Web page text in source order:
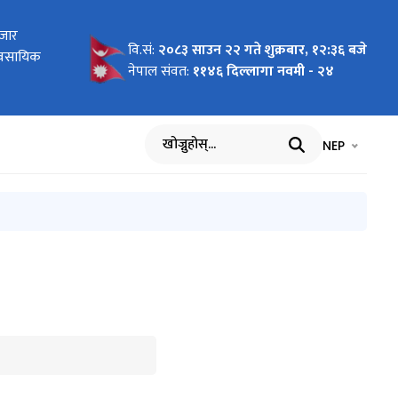
To
of
सूचना
वि.सं: २०८३ साउन २२ गते शुक्रबार, १२:३६ बजे
नेपाल संवत: ११४६ दिल्लागा नवमी - २४
खोज्नुहोस् भाषा चयन
NEP